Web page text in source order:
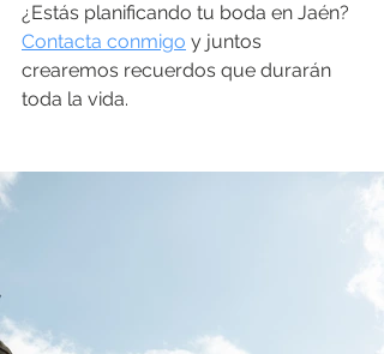
¿Estás planificando tu boda en Jaén?
Contacta conmigo y juntos
crearemos recuerdos que durarán
toda la vida.